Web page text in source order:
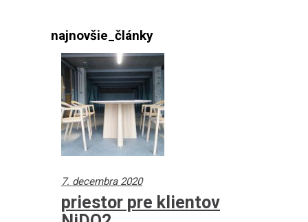
najnovšie_články
7. decembra 2020
priestor pre klientov